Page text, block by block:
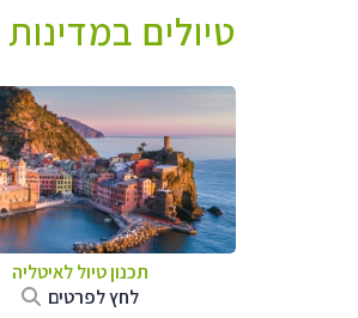
טיולים
תכנון טיול לאיטליה
לחץ לפרטים